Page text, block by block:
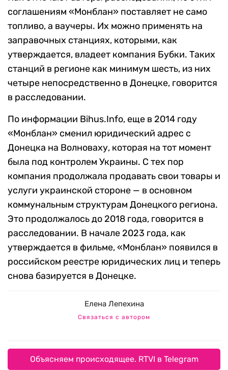
соглашениям «Монблан» поставляет не само
топливо, а ваучеры. Их можно применять на
заправочных станциях, которыми, как
утверждается, владеет компания Бубки. Таких
станций в регионе как минимум шесть, из них
четыре непосредственно в Донецке, говорится
в расследовании.
По информации Bihus.Info, еще в 2014 году
«Монблан» сменил юридический адрес с
Донецка на Волноваху, которая на тот момент
была под контролем Украины. С тех пор
компания продолжала продавать свои товары и
услуги украинской стороне — в основном
коммунальным структурам Донецкого региона.
Это продолжалось до 2018 года, говорится в
расследовании. В начале 2023 года, как
утверждается в фильме, «Монблан» появился в
российском реестре юридических лиц и теперь
снова базируется в Донецке.
Елена Лепехина
Связаться с автором
Объясняем происходящее. RTVI в Telegram